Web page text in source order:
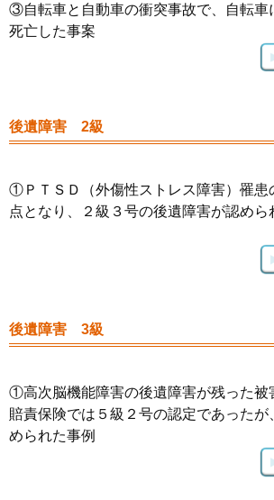
③自転車と自動車の衝突事故で、自転車
死亡した事案
後遺障害 2級
①ＰＴＳＤ（外傷性ストレス障害）罹患
点となり、２級３号の後遺障害が認めら
後遺障害 3級
①高次脳機能障害の後遺障害が残った被
賠責保険では５級２号の認定であったが
められた事例